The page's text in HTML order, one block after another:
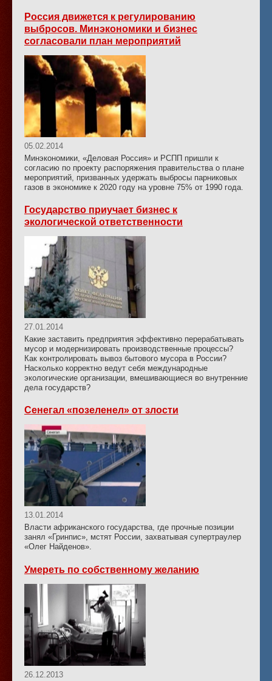
Россия движется к регулированию
выбросов. Минэкономики и бизнес
согласовали план мероприятий
05.02.2014
Минэкономики, «Деловая Россия» и РСПП пришли к
согласию по проекту распоряжения правительства о плане
мероприятий, призванных удержать выбросы парниковых
газов в экономике к 2020 году на уровне 75% от 1990 года.
Государство приучает бизнес к
экологической ответственности
27.01.2014
Какие заставить предприятия эффективно перерабатывать
мусор и модернизировать производственные процессы?
Как контролировать вывоз бытового мусора в России?
Насколько корректно ведут себя международные
экологические организации, вмешивающиеся во внутренние
дела государств?
Сенегал «позеленел» от злости
13.01.2014
Власти африканского государства, где прочные позиции
занял «Гринпис», мстят России, захватывая супертраулер
«Олег Найденов».
Умереть по собственному желанию
26.12.2013